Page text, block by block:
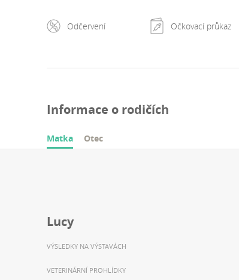
Odčervení Očkovací průkaz
Informace o rodičích
Matka Otec
Lucy
VÝSLEDKY NA VÝSTAVÁCH
VETERINÁRNÍ PROHLÍDKY